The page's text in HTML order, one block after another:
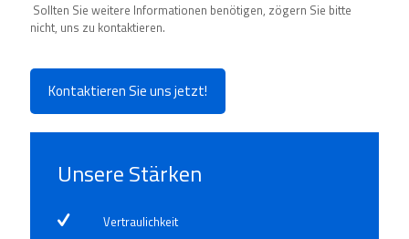
Sollten Sie weitere Informationen benötigen, zögern Sie bitte
nicht, uns zu kontaktieren.
Kontaktieren Sie uns jetzt!
Unsere Stärken
Vertraulichkeit